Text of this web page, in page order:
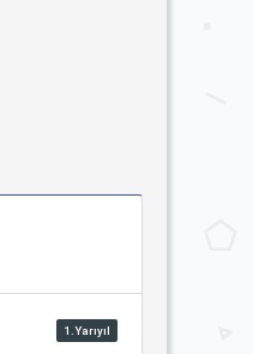
1.Yarıyıl